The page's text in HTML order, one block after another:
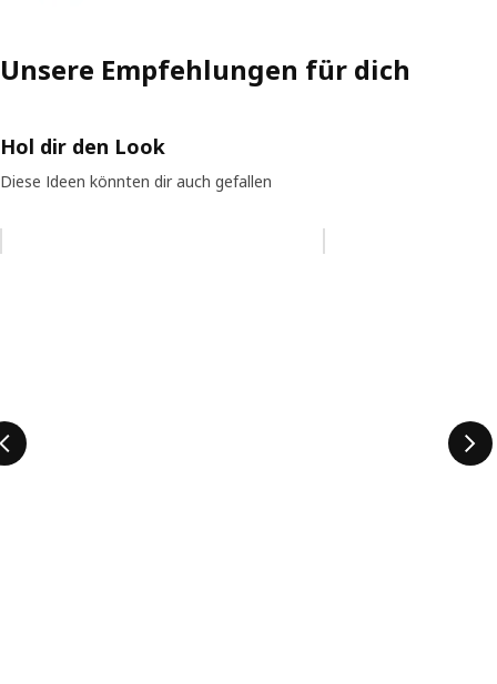
Unsere Empfehlungen für dich
Hol dir den Look
Diese Ideen könnten dir auch gefallen